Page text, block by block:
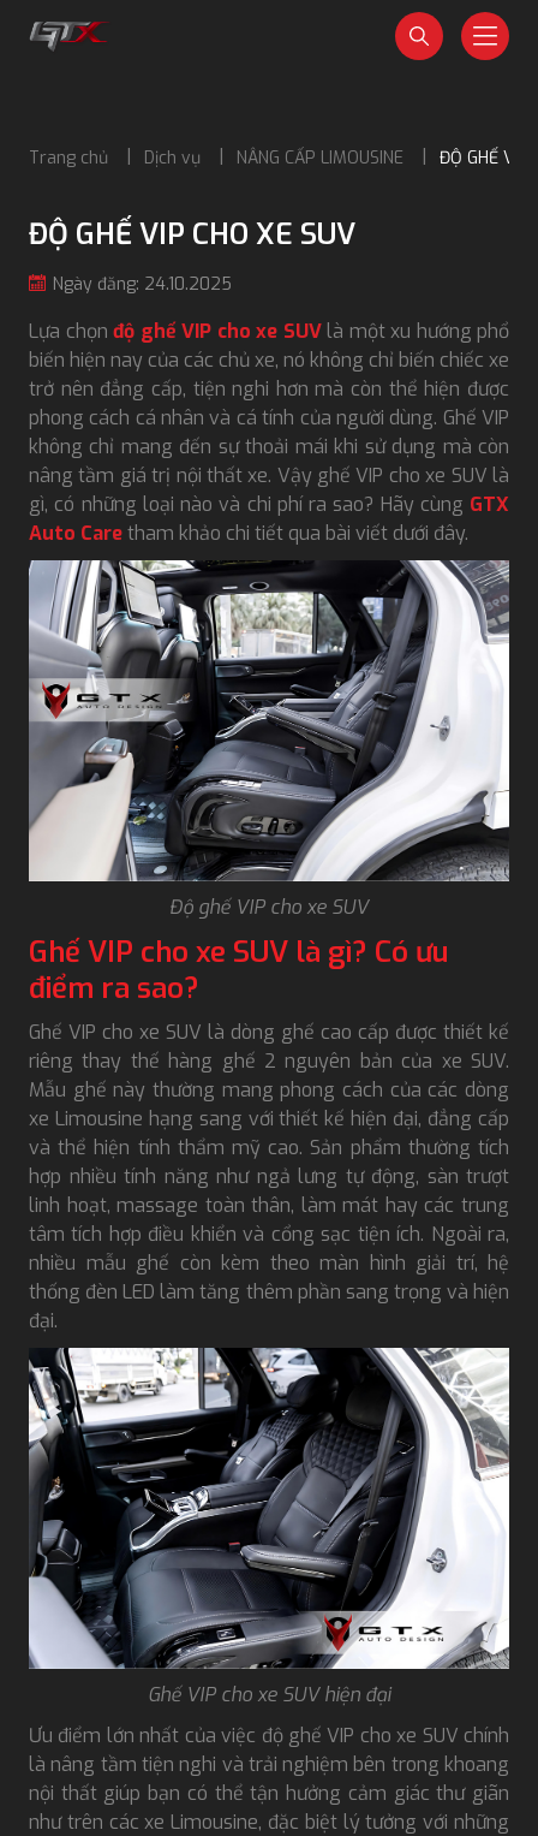
Trang chủ Dịch vụ NÂNG CẤP LIMOUSINE ĐỘ GHẾ VIP
ĐỘ GHẾ VIP CHO XE SUV
Ngày đăng: 24.10.2025
Lựa chọn độ ghế VIP cho xe SUVlà một xu hướng phổ
biến hiện nay của các chủ xe, nó không chỉ biến chiếc xe
trở nên đẳng cấp, tiện nghi hơn mà còn thể hiện được
phong cách cá nhân và cá tính của người dùng. Ghế VIP
không chỉ mang đến sự thoải mái khi sử dụng mà còn
nâng tầm giá trị nội thất xe. Vậy ghế VIP cho xe SUV là
gì, có những loại nào và chi phí ra sao? Hãy cùng GTX
Auto Caretham khảo chi tiết qua bài viết dưới đây.
Độ ghế VIP cho xe SUV
Ghế VIP cho xe SUV là gì? Có ưu
điểm ra sao?
Ghế VIP cho xe SUV là dòng ghế cao cấp được thiết kế
riêng thay thế hàng ghế 2 nguyên bản của xe SUV.
Mẫu ghế này thường mang phong cách của các dòng
xe Limousine hạng sang với thiết kế hiện đại, đẳng cấp
và thể hiện tính thẩm mỹ cao. Sản phẩm thường tích
hợp nhiều tính năng như ngả lưng tự động, sàn trượt
linh hoạt, massage toàn thân, làm mát hay các trung
tâm tích hợp điều khiển và cổng sạc tiện ích. Ngoài ra,
nhiều mẫu ghế còn kèm theo màn hình giải trí, hệ
thống đèn LED làm tăng thêm phần sang trọng và hiện
đại.
Ghế VIP cho xe SUV hiện đại
Ưu điểm lớn nhất của việc độ ghế VIP cho xe SUV chính
là nâng tầm tiện nghi và trải nghiệm bên trong khoang
nội thất giúp bạn có thể tận hưởng cảm giác thư giãn
như trên các xe Limousine, đặc biệt lý tưởng với những